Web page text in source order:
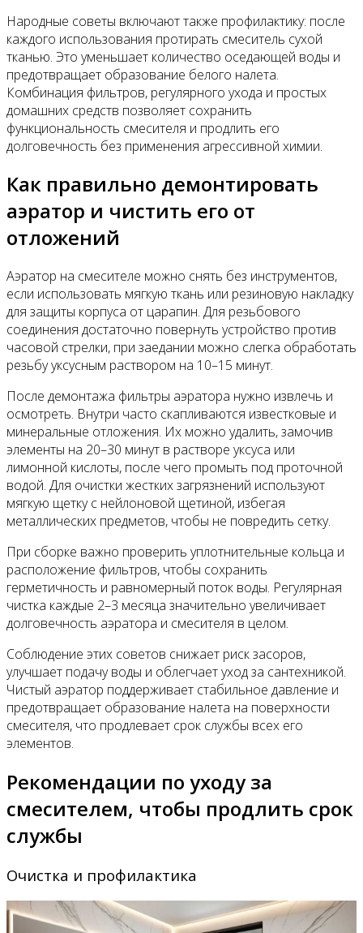
Народные советы включают также профилактику: после
каждого использования протирать смеситель сухой
тканью. Это уменьшает количество оседающей воды и
предотвращает образование белого налета.
Комбинация фильтров, регулярного ухода и простых
домашних средств позволяет сохранить
функциональность смесителя и продлить его
долговечность без применения агрессивной химии.
Как правильно демонтировать
аэратор и чистить его от
отложений
Аэратор на смесителе можно снять без инструментов,
если использовать мягкую ткань или резиновую накладку
для защиты корпуса от царапин. Для резьбового
соединения достаточно повернуть устройство против
часовой стрелки, при заедании можно слегка обработать
резьбу уксусным раствором на 10–15 минут.
После демонтажа фильтры аэратора нужно извлечь и
осмотреть. Внутри часто скапливаются известковые и
минеральные отложения. Их можно удалить, замочив
элементы на 20–30 минут в растворе уксуса или
лимонной кислоты, после чего промыть под проточной
водой. Для очистки жестких загрязнений используют
мягкую щетку с нейлоновой щетиной, избегая
металлических предметов, чтобы не повредить сетку.
При сборке важно проверить уплотнительные кольца и
расположение фильтров, чтобы сохранить
герметичность и равномерный поток воды. Регулярная
чистка каждые 2–3 месяца значительно увеличивает
долговечность аэратора и смесителя в целом.
Соблюдение этих советов снижает риск засоров,
улучшает подачу воды и облегчает уход за сантехникой.
Чистый аэратор поддерживает стабильное давление и
предотвращает образование налета на поверхности
смесителя, что продлевает срок службы всех его
элементов.
Рекомендации по уходу за
смесителем, чтобы продлить срок
службы
Очистка и профилактика